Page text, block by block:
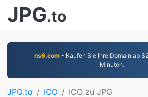
JPG.to
ns6.com- Kaufen Sie Ihre Domain ab
Minuten.
JPG.to ICO ICO zu JPG